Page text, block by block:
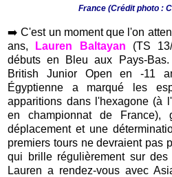
France (Crédit photo :
➡️C'est un moment que l'on
ans,
Lauren Baltayan (TS
débuts en Bleu aux Pays-
British Junior Open en -11
Égyptienne a marqué les
apparitions dans l'hexagone (à
en championnat de
déplacement et une
premiers tours ne devraient pas
qui brille régulièrement sur
Lauren a rendez-vous avec